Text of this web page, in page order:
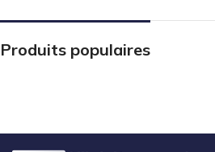
Produits populaires